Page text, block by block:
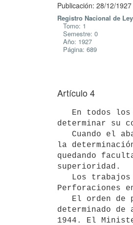
Publicación: 28/12/1927
Registro Nacional de
Tomo: 1
Semestre: 0
Año: 1927
Página: 689
Artículo 4
determinar su
la
quedando
superioridad.
Perforaciones
determinado
1944. El